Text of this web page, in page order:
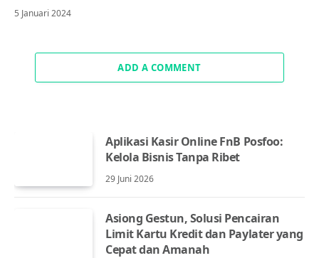
5 Januari 2024
ADD A COMMENT
Aplikasi Kasir Online FnB Posfoo:
Kelola Bisnis Tanpa Ribet
29 Juni 2026
Asiong Gestun, Solusi Pencairan
Limit Kartu Kredit dan Paylater yang
Cepat dan Amanah